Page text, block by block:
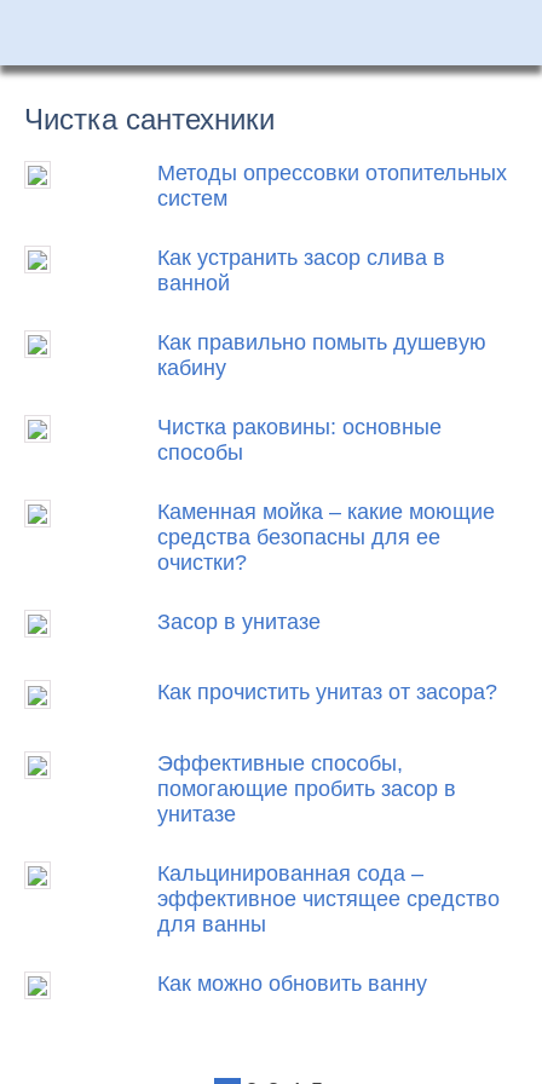
Чистка сантехники
Методы опрессовки отопительных
систем
Как устранить засор слива в
ванной
Как правильно помыть душевую
кабину
Чистка раковины: основные
способы
Каменная мойка – какие моющие
средства безопасны для ее
очистки?
Засор в унитазе
Как прочистить унитаз от засора?
Эффективные способы,
помогающие пробить засор в
унитазе
Кальцинированная сода –
эффективное чистящее средство
для ванны
Как можно обновить ванну